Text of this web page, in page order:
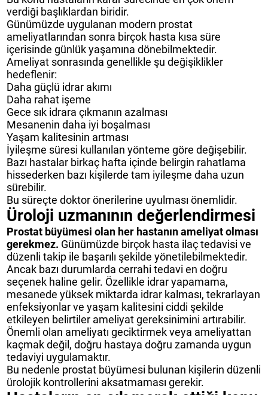
verdiği başlıklardan biridir.
Günümüzde uygulanan modern prostat
ameliyatlarından sonra birçok hasta kısa süre
içerisinde günlük yaşamına dönebilmektedir.
Ameliyat sonrasında genellikle şu değişiklikler
hedeflenir:
Daha güçlü idrar akımı
Daha rahat işeme
Gece sık idrara çıkmanın azalması
Mesanenin daha iyi boşalması
Yaşam kalitesinin artması
İyileşme süresi kullanılan yönteme göre değişebilir.
Bazı hastalar birkaç hafta içinde belirgin rahatlama
hissederken bazı kişilerde tam iyileşme daha uzun
sürebilir.
Bu süreçte doktor önerilerine uyulması önemlidir.
Üroloji uzmanının değerlendirmesi
Prostat büyümesi olan her hastanın ameliyat olması
gerekmez. Günümüzde birçok hasta ilaç tedavisi ve
düzenli takip ile başarılı şekilde yönetilebilmektedir.
Ancak bazı durumlarda cerrahi tedavi en doğru
seçenek haline gelir. Özellikle idrar yapamama,
mesanede yüksek miktarda idrar kalması, tekrarlayan
enfeksiyonlar ve yaşam kalitesini ciddi şekilde
etkileyen belirtiler ameliyat gereksinimini artırabilir.
Önemli olan ameliyatı geciktirmek veya ameliyattan
kaçmak değil, doğru hastaya doğru zamanda uygun
tedaviyi uygulamaktır.
Bu nedenle prostat büyümesi bulunan kişilerin düzenli
ürolojik kontrollerini aksatmaması gerekir.